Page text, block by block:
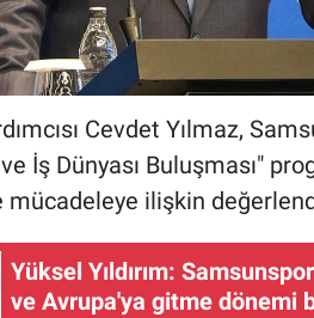
Cevdet Yılmaz,
İş Dünyası Buluşması"
mücadeleye ilişkin
Yüksel Yıldırım:
ve Avrupa'ya gitme dönemi